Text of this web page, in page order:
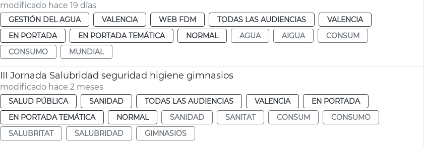
modificado hace 19 días
GESTIÓN DEL AGUA VALENCIA WEB FDM TODAS LAS AUDIENCIAS
VALENCIA
EN PORTADA
EN PORTADA TEMÁTICA NORMAL AGUA AIGUA
CONSUM
CONSUMO
MUNDIAL
III Jornada Salubridad seguridad higiene gimnasios
modificado hace 2 meses
SALUD PÚBLICA SANIDAD TODAS LAS AUDIENCIAS VALENCIA
EN PORTADA
EN PORTADA TEMÁTICA
NORMAL SANIDAD SANITAT CONSUM
CONSUMO
SALUBRITAT
SALUBRIDAD GIMNASIOS